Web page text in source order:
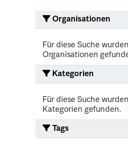
Organisationen
Für diese Suche
Organisationen
Kategorien
Für diese Suche
Kategorien gefunden.
Tags